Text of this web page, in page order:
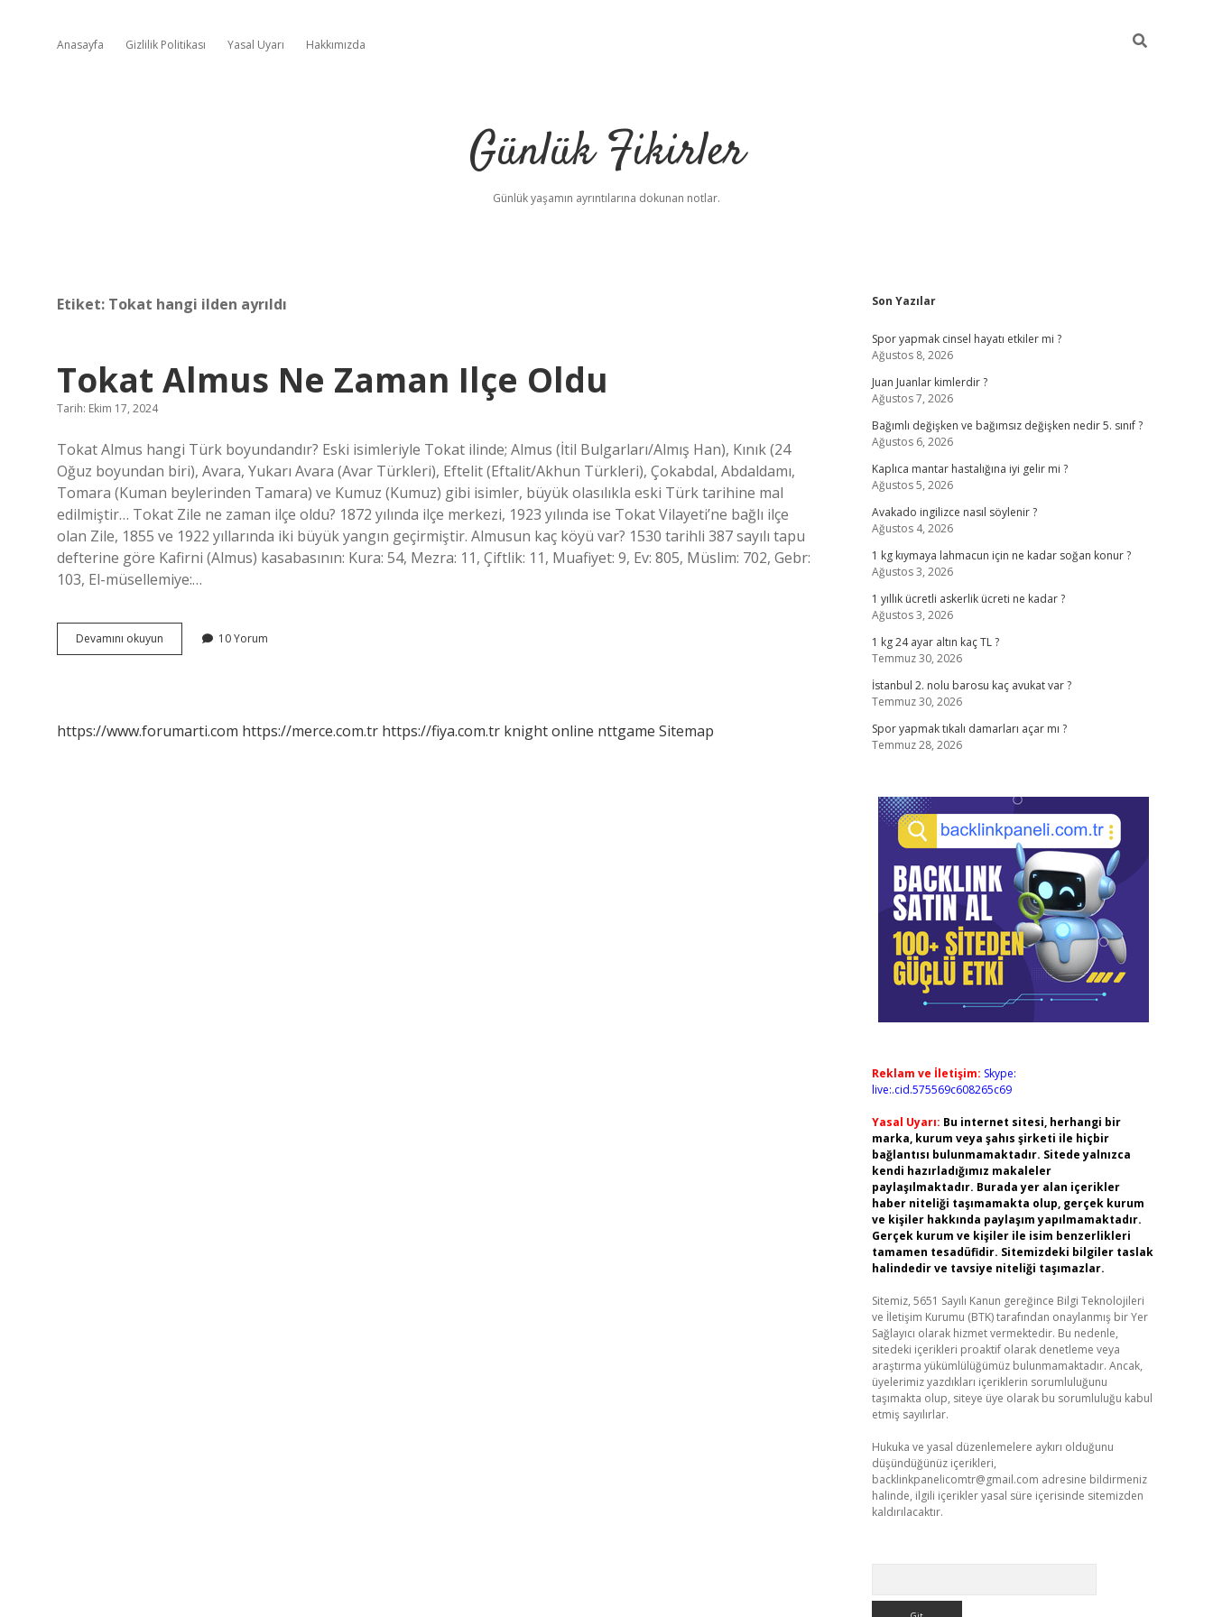
Anasayfa Gizlilik Politikası Yasal Uyarı Hakkımızda
Günlük Fikirler
Günlük yaşamın ayrıntılarına dokunan notlar.
Etiket: Tokat hangi ilden ayrıldı
Tokat Almus Ne Zaman Ilçe Oldu
Tarih: Ekim 17, 2024
Tokat Almus hangi Türk boyundandır? Eski isimleriyle Tokat ilinde; Almus (İtil Bulgarları/Almış Han), Kınık (24
Oğuz boyundan biri), Avara, Yukarı Avara (Avar Türkleri), Eftelit (Eftalit/Akhun Türkleri), Çokabdal, Abdaldamı,
Tomara (Kuman beylerinden Tamara) ve Kumuz (Kumuz) gibi isimler, büyük olasılıkla eski Türk tarihine mal
edilmiştir… Tokat Zile ne zaman ilçe oldu? 1872 yılında ilçe merkezi, 1923 yılında ise Tokat Vilayeti’ne bağlı ilçe
olan Zile, 1855 ve 1922 yıllarında iki büyük yangın geçirmiştir. Almusun kaç köyü var? 1530 tarihli 387 sayılı tapu
defterine göre Kafirni (Almus) kasabasının: Kura: 54, Mezra: 11, Çiftlik: 11, Muafiyet: 9, Ev: 805, Müslim: 702, Gebr:
103, El-müsellemiye:…
Devamını okuyun
Almus
10 Yorum
https://www.forumarti.com https://merce.com.tr https://fiya.com.tr knight online nttgame Sitemap
Sidebar
Son Yazılar
Spor yapmak cinsel hayatı etkiler mi ?
Ağustos 8, 2026
Juan Juanlar kimlerdir ?
Ağustos 7, 2026
Bağımlı değişken ve bağımsız değişken nedir 5. sınıf ?
Ağustos 6, 2026
Kaplıca mantar hastalığına iyi gelir mi ?
Ağustos 5, 2026
Avakado ingilizce nasıl söylenir ?
Ağustos 4, 2026
1 kg kıymaya lahmacun için ne kadar soğan konur ?
Ağustos 3, 2026
1 yıllık ücretli askerlik ücreti ne kadar ?
Ağustos 3, 2026
1 kg 24 ayar altın kaç TL ?
Temmuz 30, 2026
İstanbul 2. nolu barosu kaç avukat var ?
Temmuz 30, 2026
Spor yapmak tıkalı damarları açar mı ?
Temmuz 28, 2026
Reklam ve İletişim: Skype:
live:.cid.575569c608265c69
Yasal Uyarı: Bu internet sitesi, herhangi bir
marka, kurum veya şahıs şirketi ile hiçbir
bağlantısı bulunmamaktadır. Sitede yalnızca
kendi hazırladığımız makaleler
paylaşılmaktadır. Burada yer alan içerikler
haber niteliği taşımamakta olup, gerçek kurum
ve kişiler hakkında paylaşım yapılmamaktadır.
Gerçek kurum ve kişiler ile isim benzerlikleri
tamamen tesadüfidir. Sitemizdeki bilgiler taslak
halindedir ve tavsiye niteliği taşımazlar.
Sitemiz, 5651 Sayılı Kanun gereğince Bilgi Teknolojileri
ve İletişim Kurumu (BTK) tarafından onaylanmış bir Yer
Sağlayıcı olarak hizmet vermektedir. Bu nedenle,
sitedeki içerikleri proaktif olarak denetleme veya
araştırma yükümlülüğümüz bulunmamaktadır. Ancak,
üyelerimiz yazdıkları içeriklerin sorumluluğunu
taşımakta olup, siteye üye olarak bu sorumluluğu kabul
etmiş sayılırlar.
Hukuka ve yasal düzenlemelere aykırı olduğunu
düşündüğünüz içerikleri,
backlinkpanelicomtr@gmail.com adresine bildirmeniz
halinde, ilgili içerikler yasal süre içerisinde sitemizden
kaldırılacaktır.